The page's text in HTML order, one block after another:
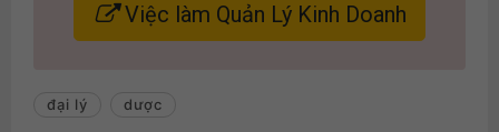
Việc làm Quản Lý Kinh Doanh
đại lý dược